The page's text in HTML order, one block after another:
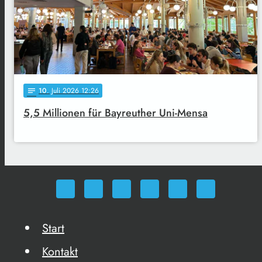
notes 10. Juli 2026 12:26
5,5 Millionen für Bayreuther Uni-Mensa
Start
Kontakt